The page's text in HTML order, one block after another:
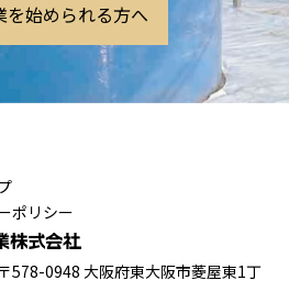
を始められる方へ
ポリシー
578-0948 大阪府東大阪市菱屋東1丁